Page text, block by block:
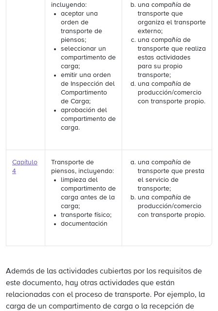
incluyendo:
aceptar una
orden de
transporte de
piensos;
seleccionar un
compartimento de
carga;
emitir una orden
de Inspección del
Compartimento
de Carga;
aprobación del
compartimento de
carga.
una compañía de
transporte que
organiza el transporte
externo;
una compañía de
transporte que realiza
estas actividades
para su propio
transporte;
una compañía de
producción/comercio
con transporte propio.
Capítulo
4
Transporte de
piensos, incluyendo:
limpieza del
compartimento de
carga antes de la
carga;
transporte físico;
documentación
una compañía de
transporte que presta
el servicio de
transporte;
una compañía de
producción/comercio
con transporte propio.
Además de las actividades cubiertas por los requisitos de
este documento, hay otras actividades que están
relacionadas con el proceso de transporte. Por ejemplo, la
carga de un compartimento de carga o la recepción de